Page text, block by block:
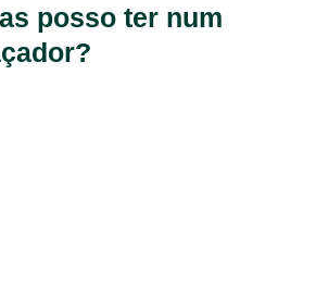
posso ter num